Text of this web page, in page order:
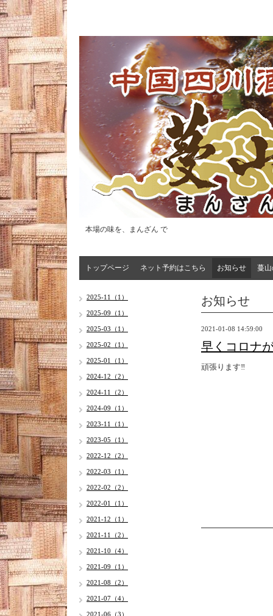
本場の味を、まんざん で
トップページ ネット予約はこちら お知らせ 蔓
お知らせ
2021-01-08 14:59:00
早くコロナ
頑張ります‼️
2025-11（1）
2025-09（1）
2025-03（1）
2025-02（1）
2025-01（1）
2024-12（2）
2024-11（2）
2024-09（1）
2023-11（1）
2023-05（1）
2022-12（2）
2022-03（1）
2022-02（2）
2022-01（1）
2021-12（1）
2021-11（2）
2021-10（4）
2021-09（1）
2021-08（2）
2021-07（4）
2021-06（3）